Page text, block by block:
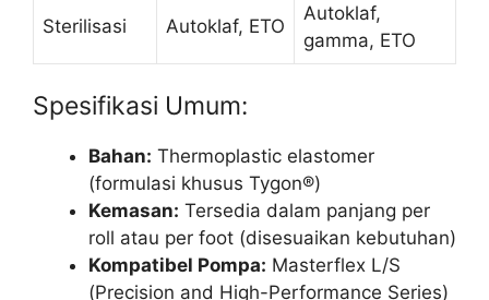
Sterilisasi Autoklaf, ETO
Autoklaf,
gamma, ETO
Spesifikasi Umum:
Bahan: Thermoplastic elastomer
(formulasi khusus Tygon®)
Kemasan: Tersedia dalam panjang per
roll atau per foot (disesuaikan kebutuhan)
Kompatibel Pompa: Masterflex L/S
(Precision and High-Performance Series)